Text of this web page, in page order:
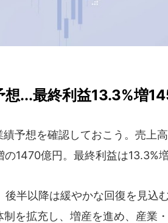
...最終利益13.3%増
予想を確認しておこう。売上
1470億円。最終利益は13.3%
半以降は緩やかな回復を見込
を拡充し、増産を進め、産業